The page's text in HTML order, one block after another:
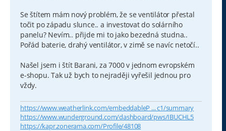
Se štítem mám nový problém, že se ventilátor přestal
točit po západu slunce.. a investovat do solárního
panelu? Nevím.. přijde mi to jako bezedná studna..
Pořád baterie, drahý ventilátor, v zimě se navíc netočí..
Našel jsem i štít Barani, za 7000 v jednom evropském
e-shopu. Tak už bych to nejraději vyřešil jednou pro
vždy.
https://www.weatherlink.com/embeddableP ... c1/summary
https://www.wunderground.com/dashboard/pws/IBUCHL5
https://kapr.zonerama.com/Profile/48108